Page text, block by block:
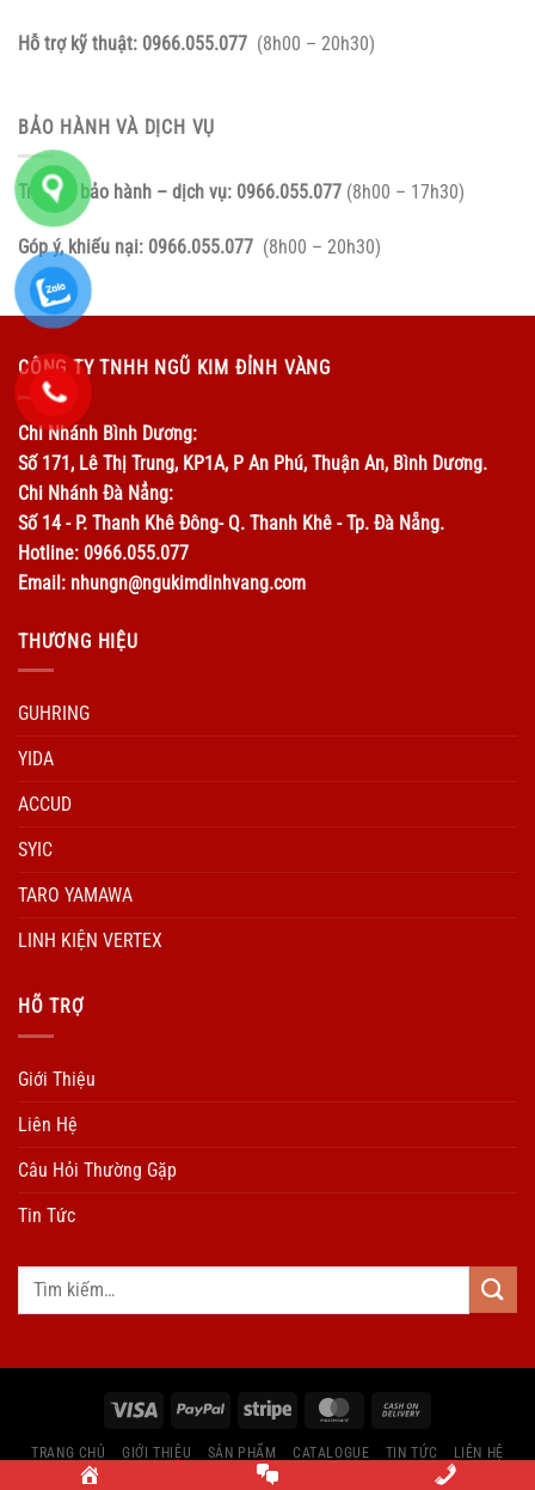
Hỗ trợ kỹ thuật: 0966.055.077 (8h00 – 20h30)
BẢO HÀNH VÀ DỊCH VỤ
Tra cứu bảo hành – dịch vụ: 0966.055.077 (8h00 – 17h30)
Góp ý, khiếu nại: 0966.055.077 (8h00 – 20h30)
CÔNG TY TNHH NGŨ KIM ĐỈNH VÀNG
Chi Nhánh Bình Dương:
Số 171, Lê Thị Trung, KP1A, P An Phú, Thuận An, Bình Dương.
Chi Nhánh Đà Nẳng:
Số 14 - P. Thanh Khê Đông- Q. Thanh Khê - Tp. Đà Nẵng.
Hotline: 0966.055.077
Email: nhungn@ngukimdinhvang.com
THƯƠNG HIỆU
GUHRING
YIDA
ACCUD
SYIC
TARO YAMAWA
LINH KIỆN VERTEX
HÕ TRỢ
Giới Thiệu
Liên Hệ
Câu Hỏi Thường Gặp
Tin Tức
TRANG CHỦ GIỚI THIỆU SẢN PHẨM CATALOGUE TIN TỨC LIÊN HỆ